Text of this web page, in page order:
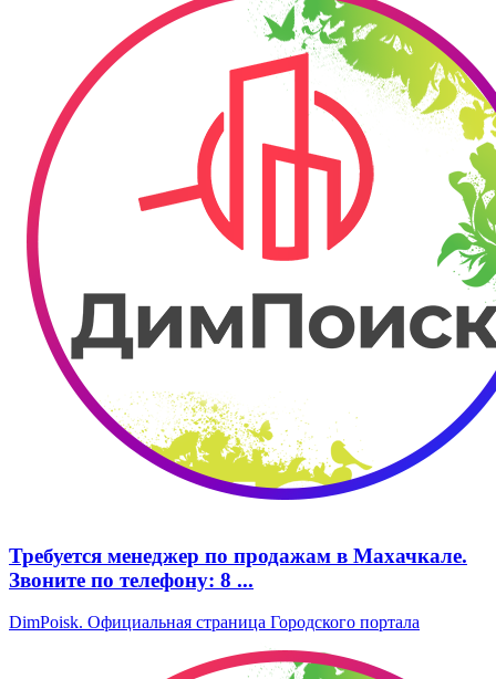
Требуется менеджер по продажам в Махачкале.
Звоните по телефону: 8 ...
DimPoisk. Официальная страница Городского портала